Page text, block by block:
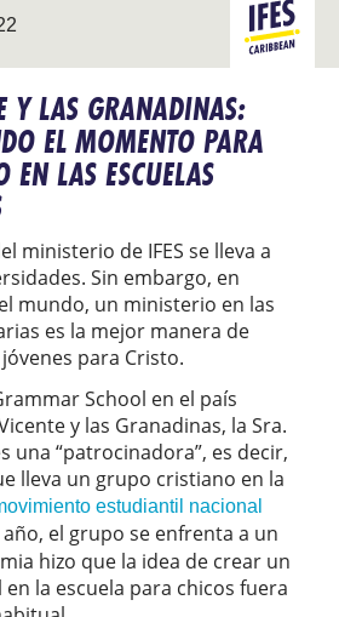
CARIBE
Y LAS GRANADINAS:
EL MOMENTO PARA
EN LAS ESCUELAS
ministerio de IFES se lleva a
Sin embargo, en
mundo, un ministerio en las
es la mejor manera de
para Cristo.
School en el país
y las Granadinas, la Sra.
una “patrocinadora”, es decir,
lleva un grupo cristiano en la
estudiantil nacional
año, el grupo se enfrenta a un
hizo que la idea de crear un
la escuela para chicos fuera